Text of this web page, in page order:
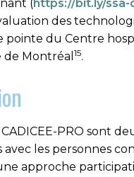
(https://bit.ly/ssa-
des
pointe du Centre
de Montréal 15.
CADICEE-PRO sont
les personnes
approche